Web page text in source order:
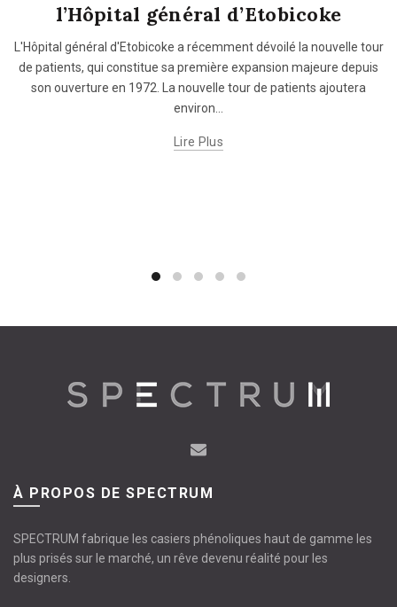
l’Hôpital général d’Etobicoke
L'Hôpital général d'Etobicoke a récemment dévoilé la nouvelle tour
de patients, qui constitue sa première expansion majeure depuis
son ouverture en 1972. La nouvelle tour de patients ajoutera
environ...
Lire Plus
À PROPOS DE SPECTRUM
SPECTRUM fabrique les casiers phénoliques haut de gamme les
plus prisés sur le marché, un rêve devenu réalité pour les
designers.